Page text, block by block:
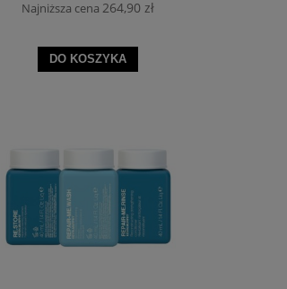
Najniższa cena 264,90 zł
DO KOSZYKA